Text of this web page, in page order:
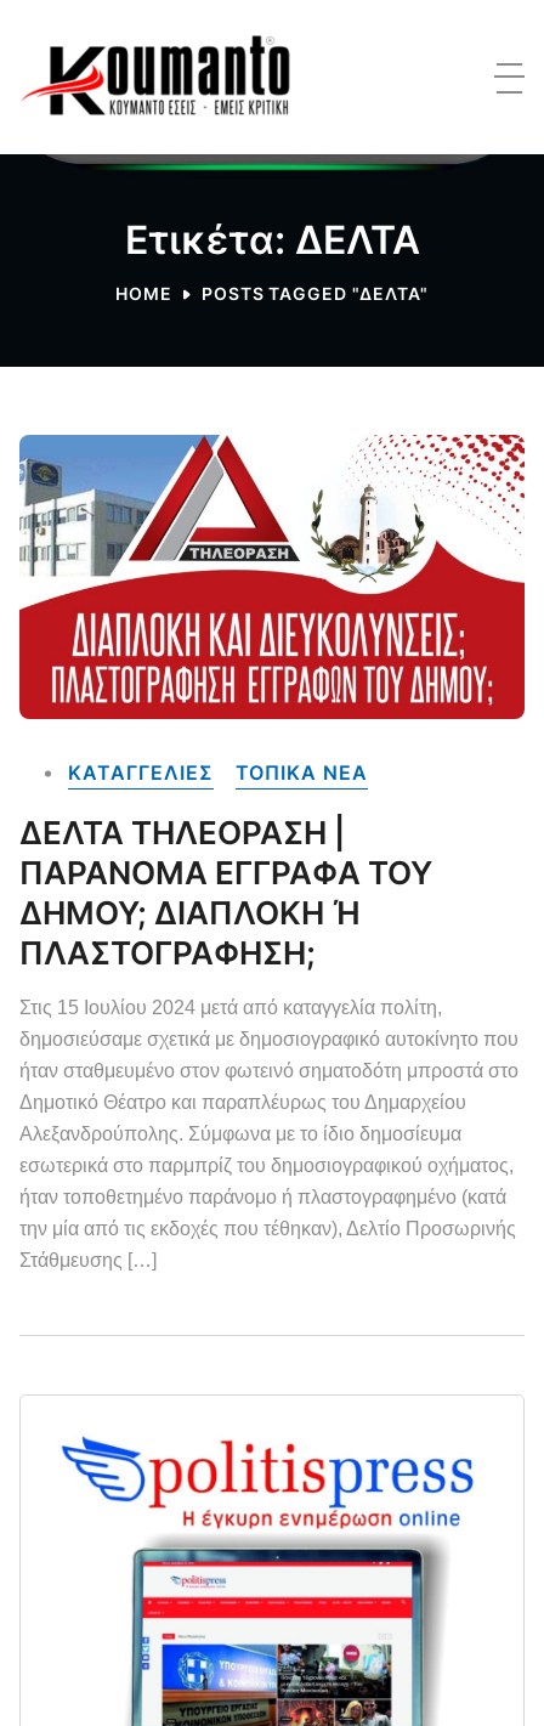
Ετικέτα: ΔΕΛΤΑ
HOME POSTS TAGGED "ΔΕΛΤΑ"
ΚΑΤΑΓΓΕΛΙΕΣ ΤΟΠΙΚΑ NEA
ΔΕΛΤΑ ΤΗΛΕΟΡΑΣΗ |
ΠΑΡΑΝΟΜΑ ΕΓΓΡΑΦΑ ΤΟΥ
ΔΗΜΟΥ; ΔΙΑΠΛΟΚΗ Ή
ΠΛΑΣΤΟΓΡΑΦΗΣΗ;
Στις 15 Ιουλίου 2024 μετά από καταγγελία πολίτη,
δημοσιεύσαμε σχετικά με δημοσιογραφικό αυτοκίνητο που
ήταν σταθμευμένο στον φωτεινό σηματοδότη μπροστά στο
Δημοτικό Θέατρο και παραπλέυρως του Δημαρχείου
Αλεξανδρούπολης. Σύμφωνα με το ίδιο δημοσίευμα
εσωτερικά στο παρμπρίζ του δημοσιογραφικού οχήματος,
ήταν τοποθετημένο παράνομο ή πλαστογραφημένο (κατά
την μία από τις εκδοχές που τέθηκαν), Δελτίο Προσωρινής
Στάθμευσης […]